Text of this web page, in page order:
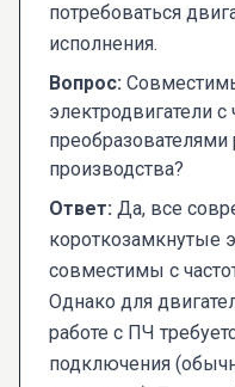
потребоваться
исполнения.
Вопрос:
электродвигатели
преобразователями
производства?
Ответ: Да, все
короткозамкнутые
совместимы с
Однако для
работе с ПЧ
подключения